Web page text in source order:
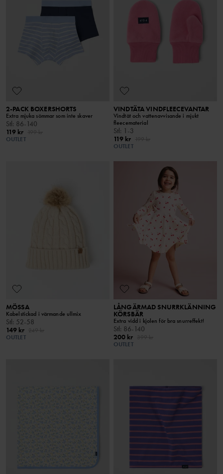
2-PACK BOXERSHORTS
Extra mjuka sömmar som inte skaver
Stl: 86-140
119 kr
OUTLET
VINDTÄTA VINDFLEECEVANTAR
Vindtät och vattenavvisande i mjukt
fleecematerial
Stl: 1-3
119 kr
OUTLET
MÖSSA
Kabelstickad i värmande ullmix
Stl: 52-58
149 kr
OUTLET
LÅNGÄRMAD SNURRKLÄNNING
KÖRSBÄR
Extra vidd i kjolen för bra snurreffekt!
Stl: 86-140
200 kr
OUTLET